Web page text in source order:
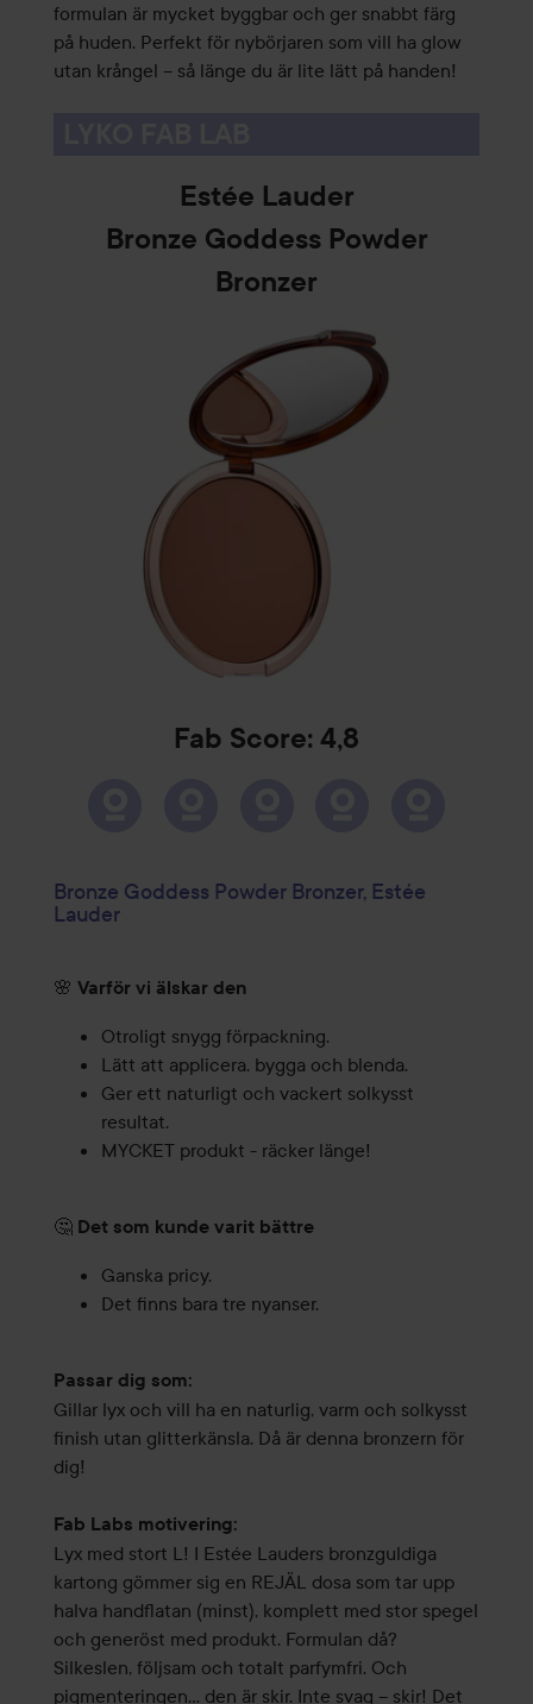
formulan är mycket byggbar och ger snabbt färg
på huden. Perfekt för nybörjaren som vill ha glow
utan krångel – så länge du är lite lätt på handen!
Estée Lauder
Bronze Goddess Powder
Bronzer
Fab Score: 4,8
Bronze Goddess Powder Bronzer, Estée
Lauder
🌸 Varför vi älskar den
Otroligt snygg förpackning.
Lätt att applicera, bygga och blenda.
Ger ett naturligt och vackert solkysst
resultat.
MYCKET produkt - räcker länge!
🤔 Det som kunde varit bättre
Ganska pricy.
Det finns bara tre nyanser.
Passar dig som:
Gillar lyx och vill ha en naturlig, varm och solkysst
finish utan glitterkänsla. Då är denna bronzern för
dig!
Fab Labs motivering:
Lyx med stort L! I Estée Lauders bronzguldiga
kartong gömmer sig en REJÄL dosa som tar upp
halva handflatan (minst), komplett med stor spegel
och generöst med produkt. Formulan då?
Silkeslen, följsam och totalt parfymfri. Och
pigmenteringen… den är skir. Inte svag – skir! Det